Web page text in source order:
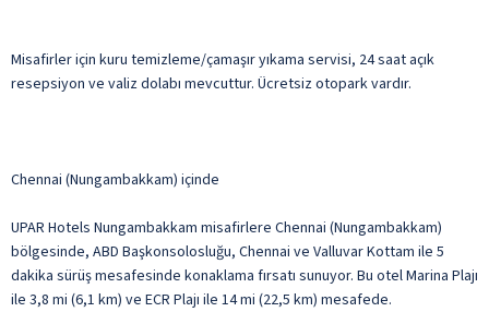
Misafirler için kuru temizleme/çamaşır yıkama servisi, 24 saat açık
resepsiyon ve valiz dolabı mevcuttur. Ücretsiz otopark vardır.
Chennai (Nungambakkam) içinde
UPAR Hotels Nungambakkam misafirlere Chennai (Nungambakkam)
bölgesinde, ABD Başkonsolosluğu, Chennai ve Valluvar Kottam ile 5
dakika sürüş mesafesinde konaklama fırsatı sunuyor. Bu otel Marina Plajı
ile 3,8 mi (6,1 km) ve ECR Plajı ile 14 mi (22,5 km) mesafede.